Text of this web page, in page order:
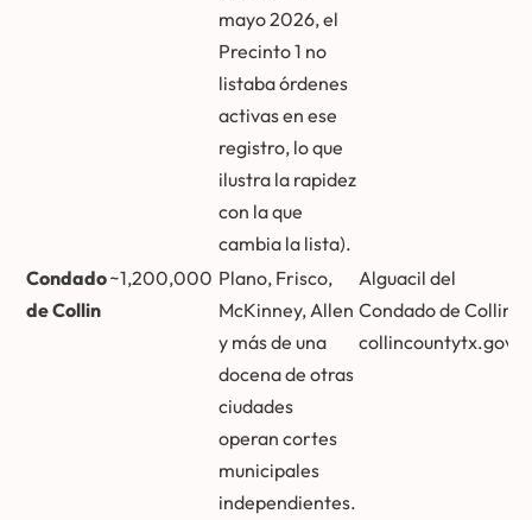
mayo 2026, el
Precinto 1 no
listaba órdenes
activas en ese
registro, lo que
ilustra la rapidez
con la que
cambia la lista).
Condado
de Collin
~1,200,000 Plano, Frisco,
McKinney, Allen
y más de una
docena de otras
ciudades
operan cortes
municipales
independientes.
Alguacil del
Condado de Collin:
collincountytx.gov